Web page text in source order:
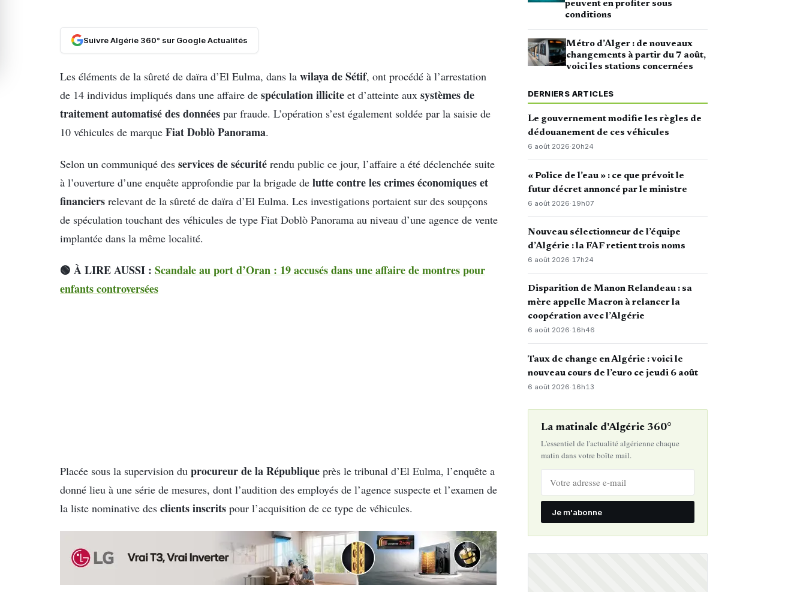
Suivre Algérie 360° sur Google Actualités
Les éléments de la sûreté de daïra d’El Eulma, dans la wilaya de Sétif, ont procédé à l’arrestation
de 14 individus impliqués dans une affaire de spéculation illicite et d’atteinte aux systèmes de
traitement automatisé des données par fraude. L’opération s’est également soldée par la saisie de
10 véhicules de marque Fiat Doblò Panorama.
Selon un communiqué des services de sécurité rendu public ce jour, l’affaire a été déclenchée suite
à l’ouverture d’une enquête approfondie par la brigade de lutte contre les crimes économiques et
financiers relevant de la sûreté de daïra d’El Eulma. Les investigations portaient sur des soupçons
de spéculation touchant des véhicules de type Fiat Doblò Panorama au niveau d’une agence de vente
implantée dans la même localité.
🟢 À LIRE AUSSI : Scandale au port d’Oran : 19 accusés dans une affaire de montres pour
enfants controversées
Placée sous la supervision du procureur de la République près le tribunal d’El Eulma, l’enquête a
donné lieu à une série de mesures, dont l’audition des employés de l’agence suspecte et l’examen de
la liste nominative des clients inscrits pour l’acquisition de ce type de véhicules.
peuvent en profiter sous
conditions
Métro d’Alger : de nouveaux
changements à partir du 7 août,
voici les stations concernées
DERNIERS ARTICLES
Le gouvernement modifie les règles de
dédouanement de ces véhicules
6 août 2026·20h24
« Police de l’eau » : ce que prévoit le
futur décret annoncé par le ministre
6 août 2026· 19h07
Nouveau sélectionneur de l’équipe
d’Algérie : la FAF retient trois noms
6 août 2026·17h24
Disparition de Manon Relandeau : sa
mère appelle Macron à relancer la
coopération avec l’Algérie
6 août 2026·16h46
Taux de change en Algérie : voici le
nouveau cours de l’euro ce jeudi 6 août
6 août 2026· 16h13
La matinale d'Algérie 360°
L'essentiel de l'actualité algérienne chaque
matin dans votre boîte mail.
Je m'abonne